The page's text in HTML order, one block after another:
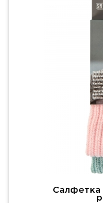
Салфетка